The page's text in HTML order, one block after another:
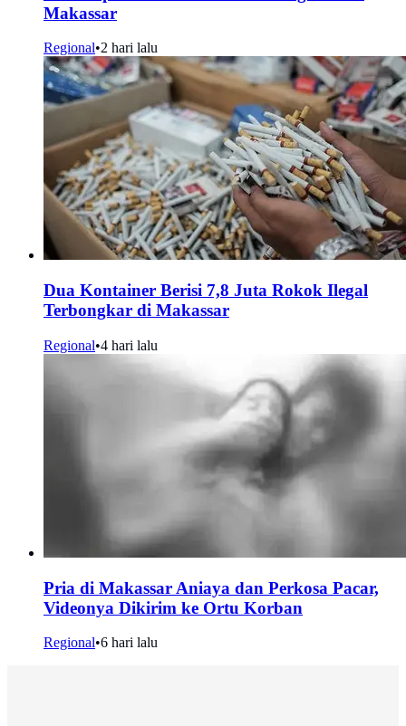
Makassar
Regional•2 hari lalu
Dua Kontainer Berisi 7,8 Juta Rokok Ilegal
Terbongkar di Makassar
Regional•4 hari lalu
Pria di Makassar Aniaya dan Perkosa Pacar,
Videonya Dikirim ke Ortu Korban
Regional•6 hari lalu